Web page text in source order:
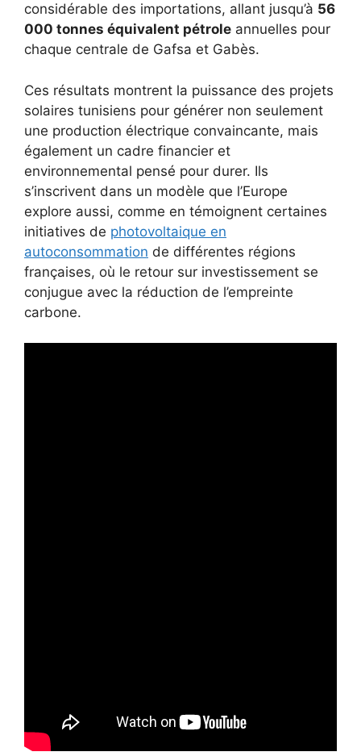
considérable des importations, allant jusqu’à 56
000 tonnes équivalent pétrole annuelles pour
chaque centrale de Gafsa et Gabès.
Ces résultats montrent la puissance des projets
solaires tunisiens pour générer non seulement
une production électrique convaincante, mais
également un cadre financier et
environnemental pensé pour durer. Ils
s’inscrivent dans un modèle que l’Europe
explore aussi, comme en témoignent certaines
initiatives de photovoltaique en
autoconsommation de différentes régions
françaises, où le retour sur investissement se
conjugue avec la réduction de l’empreinte
carbone.